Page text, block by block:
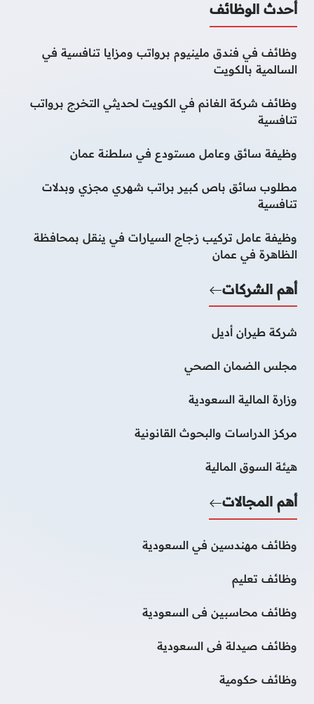
أحدث الوظائف
وظائف في فندق ملينيوم برواتب ومزايا تنافسية في
السالمية بالكويت
وظائف شركة الغانم في الكويت لحديثي التخرج برواتب
تنافسية
وظيفة سائق وعامل مستودع في سلطنة عمان
مطلوب سائق باص كبير براتب شهري مجزي وبدلات
تنافسية
وظيفة عامل تركيب زجاج السيارات في ينقل بمحافظة
الظاهرة في عمان
أهم الشركات
شركة طيران أديل
مجلس الضمان الصحي
وزارة المالية السعودية
مركز الدراسات والبحوث القانونية
هيئة السوق المالية
أهم المجالات
وظائف مهندسين في السعودية
وظائف تعليم
وظائف محاسبين فى السعودية
وظائف صيدلة فى السعودية
وظائف حكومية